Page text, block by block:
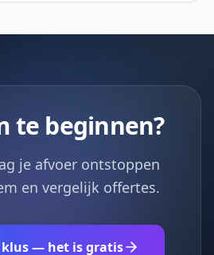
te beginnen?
je afvoer ontstoppen
en vergelijk offertes.
klus — het is gratis